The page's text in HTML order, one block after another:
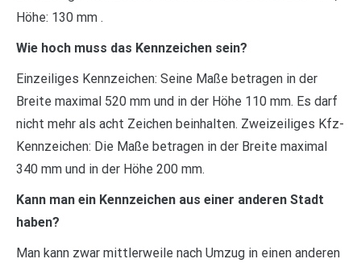
Höhe: 130 mm .
Wie hoch muss das Kennzeichen sein?
Einzeiliges Kennzeichen: Seine Maße betragen in der
Breite maximal 520 mm und in der Höhe 110 mm. Es darf
nicht mehr als acht Zeichen beinhalten. Zweizeiliges Kfz-
Kennzeichen: Die Maße betragen in der Breite maximal
340 mm und in der Höhe 200 mm.
Kann man ein Kennzeichen aus einer anderen Stadt
haben?
Man kann zwar mittlerweile nach Umzug in einen anderen